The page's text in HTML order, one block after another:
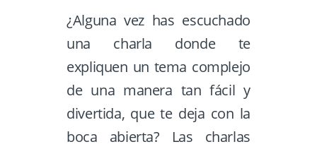
¿Alguna vez has escuchado
una charla donde te
expliquen un tema complejo
de una manera tan fácil y
divertida, que te deja con la
boca abierta? Las charlas